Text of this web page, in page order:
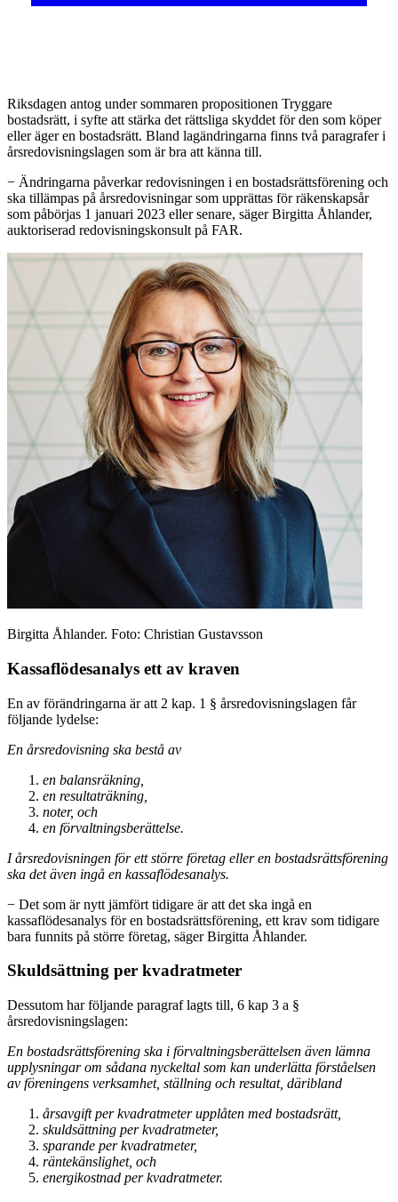
Riksdagen antog under sommaren propositionen Tryggare
bostadsrätt, i syfte att stärka det rättsliga skyddet för den som köper
eller äger en bostadsrätt. Bland lagändringarna finns två paragrafer i
årsredovisningslagen som är bra att känna till.
− Ändringarna påverkar redovisningen i en bostadsrättsförening och
ska tillämpas på årsredovisningar som upprättas för räkenskapsår
som påbörjas 1 januari 2023 eller senare, säger Birgitta Åhlander,
auktoriserad redovisningskonsult på FAR.
Birgitta Åhlander. Foto: Christian Gustavsson
Kassaflödesanalys ett av kraven
En av förändringarna är att 2 kap. 1 § årsredovisningslagen får
följande lydelse:
En årsredovisning ska bestå av
en balansräkning,
en resultaträkning,
noter, och
en förvaltningsberättelse.
I årsredovisningen för ett större företag eller en bostadsrättsförening
ska det även ingå en kassaflödesanalys.
− Det som är nytt jämfört tidigare är att det ska ingå en
kassaflödesanalys för en bostadsrättsförening, ett krav som tidigare
bara funnits på större företag, säger Birgitta Åhlander.
Skuldsättning per kvadratmeter
Dessutom har följande paragraf lagts till, 6 kap 3 a §
årsredovisningslagen:
En bostadsrättsförening ska i förvaltningsberättelsen även lämna
upplysningar om sådana nyckeltal som kan underlätta förståelsen
av föreningens verksamhet, ställning och resultat, däribland
årsavgift per kvadratmeter upplåten med bostadsrätt,
skuldsättning per kvadratmeter,
sparande per kvadratmeter,
räntekänslighet, och
energikostnad per kvadratmeter.